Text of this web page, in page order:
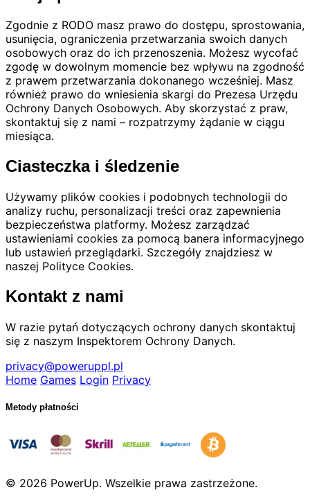
Zgodnie z RODO masz prawo do dostępu, sprostowania,
usunięcia, ograniczenia przetwarzania swoich danych
osobowych oraz do ich przenoszenia. Możesz wycofać
zgodę w dowolnym momencie bez wpływu na zgodność
z prawem przetwarzania dokonanego wcześniej. Masz
również prawo do wniesienia skargi do Prezesa Urzędu
Ochrony Danych Osobowych. Aby skorzystać z praw,
skontaktuj się z nami – rozpatrzymy żądanie w ciągu
miesiąca.
Ciasteczka i śledzenie
Używamy plików cookies i podobnych technologii do
analizy ruchu, personalizacji treści oraz zapewnienia
bezpieczeństwa platformy. Możesz zarządzać
ustawieniami cookies za pomocą banera informacyjnego
lub ustawień przeglądarki. Szczegóły znajdziesz w
naszej Polityce Cookies.
Kontakt z nami
W razie pytań dotyczących ochrony danych skontaktuj
się z naszym Inspektorem Ochrony Danych.
privacy@poweruppl.pl
Home Games Login Privacy
Metody płatności
© 2026 PowerUp. Wszelkie prawa zastrzeżone.